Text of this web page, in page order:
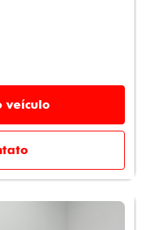
veículo